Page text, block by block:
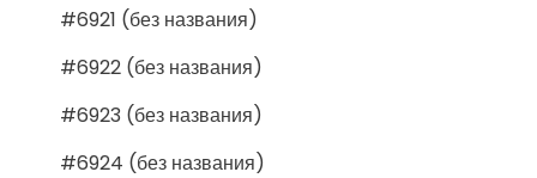
#6921 (без названия)
#6922 (без названия)
#6923 (без названия)
#6924 (без названия)